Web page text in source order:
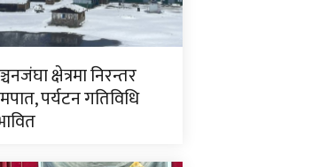
क्षेत्रमा निरन्तर
पर्यटन गतिविधि